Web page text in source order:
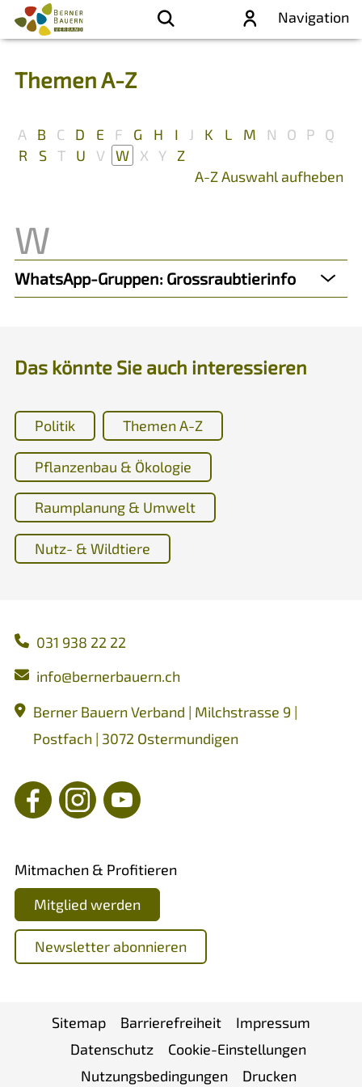
Navigation
Themen A-Z
A B C D E F G H I J K L M N O P
Q
R
S T U V W X Y
Z
A-Z Auswahl aufheben
WhatsApp-Gruppen: Grossraubtierinfo
Das könnte Sie auch interessieren
Politik Themen A-Z
Pflanzenbau & Ökologie
Raumplanung & Umwelt
Nutz- & Wildtiere
031 938 22 22
nf
b rn rb rn ch
Berner Bauern Verband | Milchstrasse 9 |
Postfach | 3072 Ostermundigen
Mitmachen & Profitieren
Mitglied werden
Newsletter abonnieren
Sitemap Barrierefreiheit
Impressum
Datenschutz
Cookie-Einstellungen
Nutzungsbedingungen
Drucken